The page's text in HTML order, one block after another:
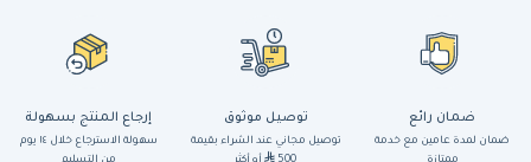
ضمان رائع
ضمان لمدة عامين مع خدمة
توصيل موثوق
توصيل مجاني عند الشراء بقيمة
إرجاع المنتج بسهولة
سهولة الاسترجاع خلال ١٤ يوم